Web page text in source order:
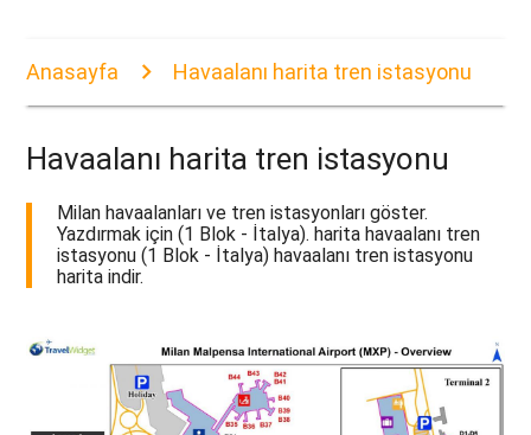
Anasayfa Havaalanı harita tren istasyonu
Havaalanı harita tren istasyonu
Milan havaalanları ve tren istasyonları göster.
Yazdırmak için (1 Blok - İtalya). harita havaalanı tren
istasyonu (1 Blok - İtalya) havaalanı tren istasyonu
harita indir.